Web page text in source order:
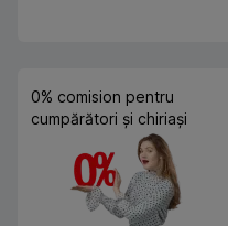
0% comision pentru
cumpărători și chiriași